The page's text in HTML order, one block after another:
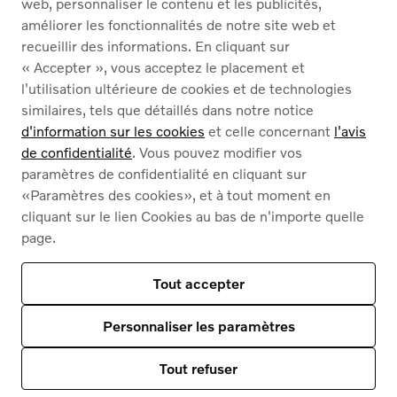
À PROPOS DE NOUS
NederlandsFrançais
Cookies
Politique de confidentialité
Notre assortiment
Ce site est protégé par reCAPTCHA et par
les règles de confidentialité de Google
Des conditions d'utilisation s'appliquent
© 2026
Volvo Car Corporation (ou ses sociétés affiliées ou concédants de
licence).
améliorer les fonctionnalités de notre site web et
recueillir des informations. En cliquant sur
« Accepter », vous acceptez le placement et
l'utilisation ultérieure de cookies et de technologies
similaires, tels que détaillés dans notre notice
d'information sur les cookies et celle concernant l'avis
de confidentialité. Vous pouvez modifier vos
paramètres de confidentialité en cliquant sur
«Paramètres des cookies», et à tout moment en
cliquant sur le lien Cookies au bas de n'importe quelle
page.
Tout accepter
Personnaliser les paramètres
Tout refuser